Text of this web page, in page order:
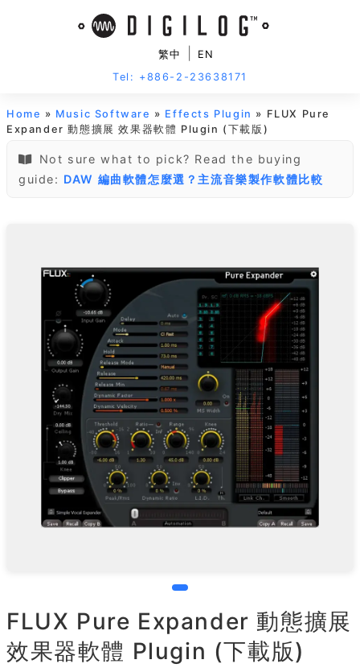
繁中
EN
Tel: +886-2-23638171
Home » Music Software » Effects Plugin » FLUX Pure
Expander 動態擴展 效果器軟體 Plugin (下載版)
Not sure what to pick? Read the buying
guide: DAW 編曲軟體怎麼選？主流音樂製作軟體比較
FLUX Pure Expander 動態擴展
效果器軟體 Plugin (下載版)